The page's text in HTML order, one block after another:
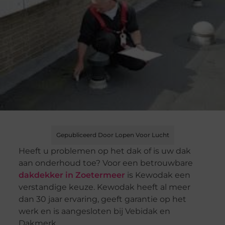
Gepubliceerd Door Lopen Voor Lucht
Heeft u problemen op het dak of is uw dak
aan onderhoud toe? Voor een betrouwbare
dakdekker in Zoetermeer is Kewodak een
verstandige keuze. Kewodak heeft al meer
dan 30 jaar ervaring, geeft garantie op het
werk en is aangesloten bij Vebidak en